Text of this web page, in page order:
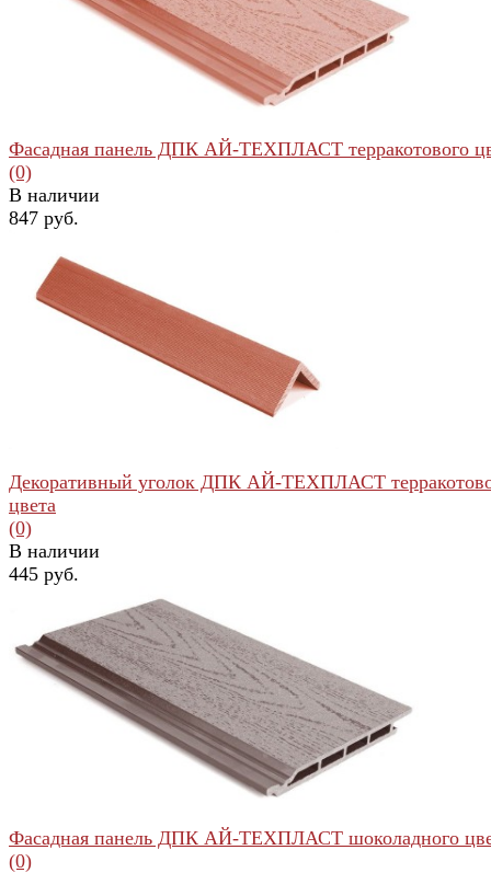
сравнить
Фасадная панель ДПК АЙ-ТЕХПЛАСТ терракотового
(0)
В наличии
847 руб.
избранное сравнить
Декоративный уголок ДПК АЙ-ТЕХПЛАСТ
цвета
(0)
В наличии
445 руб.
Фасадная панель ДПК АЙ-ТЕХПЛАСТ шоколадного
(0)